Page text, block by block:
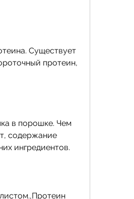
Существует
протеин,
в порошке. Чем
содержание
ингредиентов.